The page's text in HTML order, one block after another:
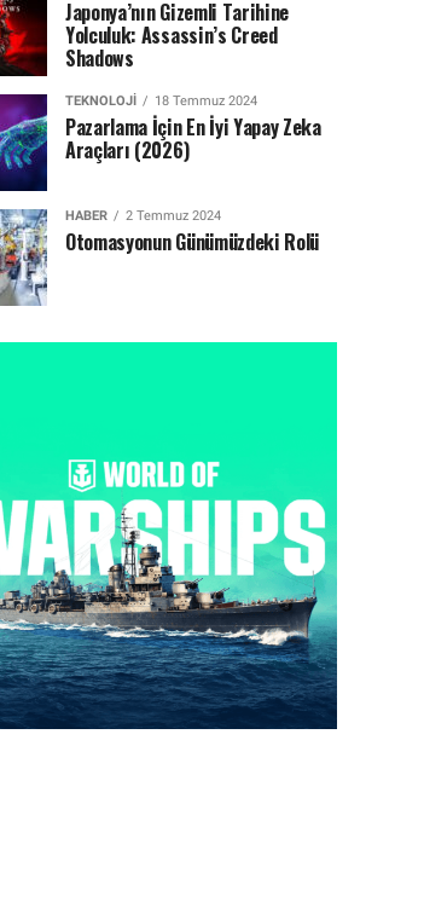
Japonya’nın Gizemli Tarihine
Yolculuk: Assassin’s Creed
Shadows
TEKNOLOJI 18 Temmuz 2024
Pazarlama İçin En İyi Yapay Zeka
Araçları (2026)
HABER 2 Temmuz 2024
Otomasyonun Günümüzdeki Rolü